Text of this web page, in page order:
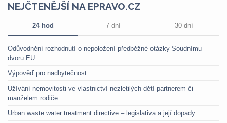
NEJČTENĚJŠÍ NA EPRAVO.CZ
24 hod 7 dní 30 dní
Odůvodnění rozhodnutí o nepoložení předběžné otázky Soudnímu
dvoru EU
Výpověď pro nadbytečnost
Užívání nemovitosti ve vlastnictví nezletilých dětí partnerem či
manželem rodiče
Urban waste water treatment directive – legislativa a její dopady